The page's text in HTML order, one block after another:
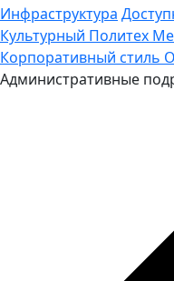
Инфраструктура
Культурный Политех
Корпоративный стиль
Административные